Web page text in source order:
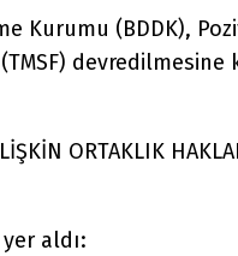
Kurumu (BDDK),
devredilmesine
ORTAKLIK
aldı: